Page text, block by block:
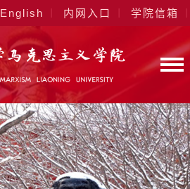
English 内网入口 学院信箱